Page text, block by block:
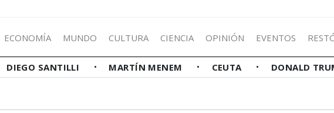
ECONOMÍA MUNDO CULTURA CIENCIA OPINIÓN EVENTOS
DIEGO SANTILLI MARTÍN MENEM CEUTA DONALD